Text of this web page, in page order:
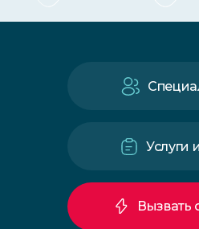
Услуги
Вызвать